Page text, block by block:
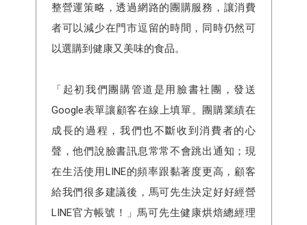
整營運策略，透過網路的團購服務，讓消費
者可以減少在門市逗留的時間，同時仍然可
以選購到健康又美味的食品。
「起初我們團購管道是用臉書社團，發送
Google表單讓顧客在線上填單。團購業績在
成長的過程，我們也不斷收到消費者的心
聲，他們說臉書訊息常常不會跳出通知；現
在生活使用LINE的頻率跟黏著度更高，顧客
給我們很多建議後，馬可先生決定好好經營
LINE官方帳號！」馬可先生健康烘焙總經理